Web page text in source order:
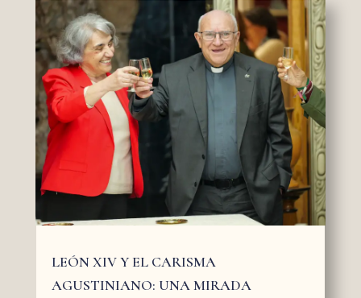
LEÓN XIV Y EL CARISMA
AGUSTINIANO: UNA MIRADA